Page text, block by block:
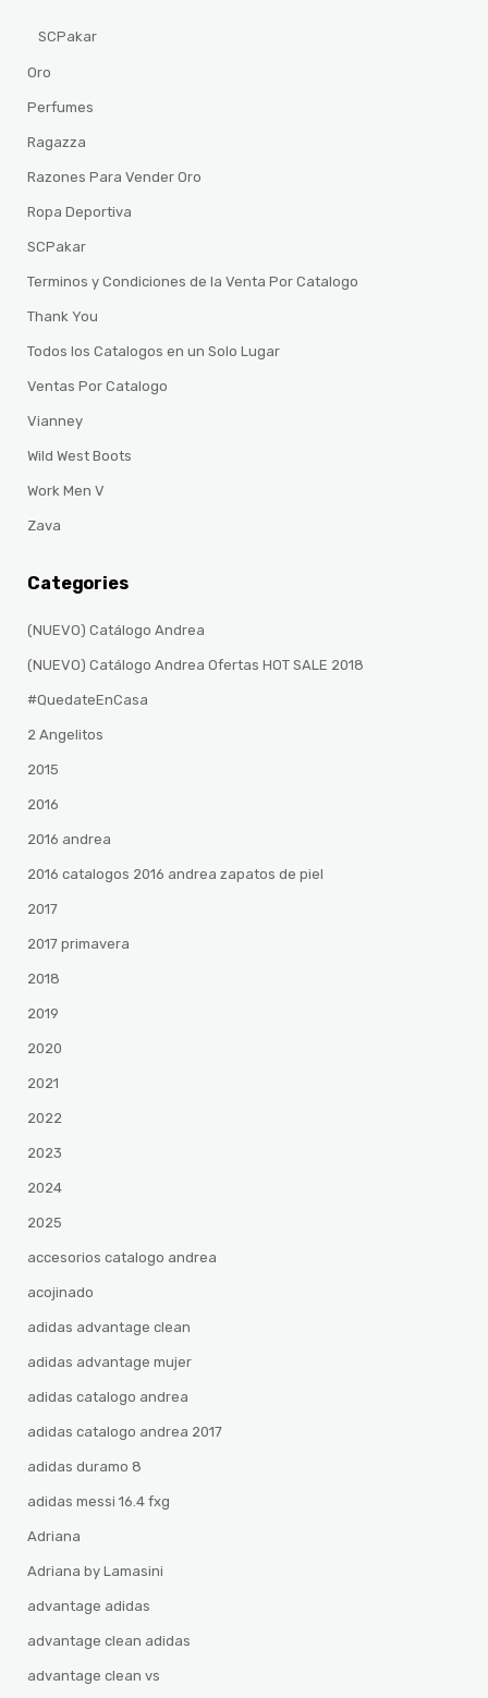
SCPakar
Oro
Perfumes
Ragazza
Razones Para Vender Oro
Ropa Deportiva
SCPakar
Terminos y Condiciones de la Venta Por Catalogo
Thank You
Todos los Catalogos en un Solo Lugar
Ventas Por Catalogo
Vianney
Wild West Boots
Work Men V
Zava
Categories
(NUEVO) Catálogo Andrea
(NUEVO) Catálogo Andrea Ofertas HOT SALE 2018
#QuedateEnCasa
2 Angelitos
2015
2016
2016 andrea
2016 catalogos 2016 andrea zapatos de piel
2017
2017 primavera
2018
2019
2020
2021
2022
2023
2024
2025
accesorios catalogo andrea
acojinado
adidas advantage clean
adidas advantage mujer
adidas catalogo andrea
adidas catalogo andrea 2017
adidas duramo 8
adidas messi 16.4 fxg
Adriana
Adriana by Lamasini
advantage adidas
advantage clean adidas
advantage clean vs